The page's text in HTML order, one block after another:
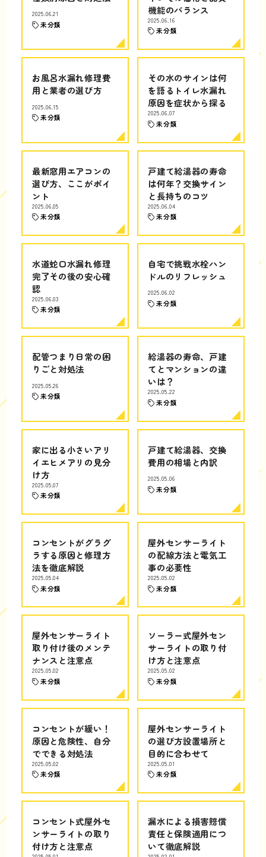
2025.06.21
未分類
機能のバランス
2025.06.16
未分類
お風呂水漏れ修理費
用と業者の選び方
2025.06.15
未分類
その水のサインは何
を語るトイレ水漏れ
原因を症状から探る
2025.06.07
未分類
最新窓用エアコンの
選び方、ここがポイ
ント
2025.06.05
未分類
戸建て給湯器の寿命
は何年？交換サイン
と長持ちのコツ
2025.06.04
未分類
水道蛇口水漏れ修理
完了その後の安心確
認
2025.06.03
未分類
自宅で挑戦水栓ハン
ドルのリフレッシュ
2025.06.02
未分類
配管つまり日常の困
りごと対処法
2025.05.26
未分類
給湯器の寿命、戸建
てとマンションの違
いは？
2025.05.22
未分類
家に出る小さいアリ
イエヒメアリの見分
け方
2025.05.07
未分類
戸建て給湯器、交換
費用の相場と内訳
2025.05.06
未分類
コンセントがグラグ
ラする原因と修理方
法を徹底解説
2025.05.04
未分類
屋外センサーライト
の配線方法と電気工
事の必要性
2025.05.02
未分類
屋外センサーライト
取り付け後のメンテ
ナンスと注意点
2025.05.02
未分類
ソーラー式屋外セン
サーライトの取り付
け方と注意点
2025.05.02
未分類
コンセントが緩い！
原因と危険性、自分
でできる対処法
2025.05.02
未分類
屋外センサーライト
の選び方設置場所と
目的に合わせて
2025.05.01
未分類
コンセント式屋外セ
ンサーライトの取り
付け方と注意点
漏水による損害賠償
責任と保険適用につ
いて徹底解説